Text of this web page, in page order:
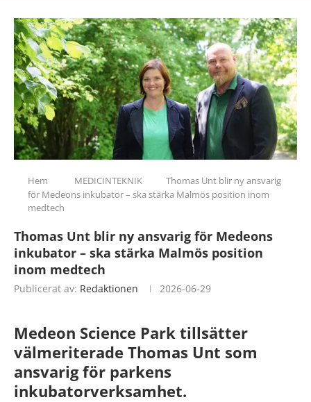
Hem MEDICINTEKNIK
Thomas Unt blir ny ansvarig
för Medeons inkubator – ska stärka Malmös position inom
medtech
Thomas Unt blir ny ansvarig för Medeons
inkubator – ska stärka Malmös position
inom medtech
Publicerat av: Redaktionen 2026-06-29
Medeon Science Park tillsätter
välmeriterade Thomas Unt som
ansvarig för parkens
inkubatorverksamhet.